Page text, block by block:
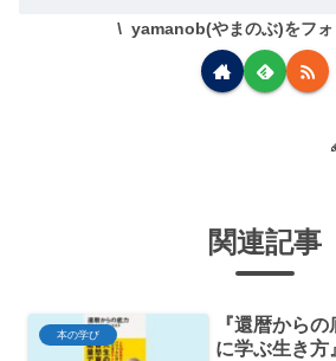
yamanob(やまのぶ)をフォ
関連記事
本の学び
『還暦から
に学ぶ生き方